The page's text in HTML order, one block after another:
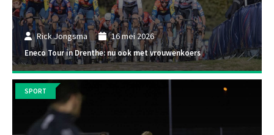
Rick Jongsma 16 mei 2026
Eneco Tour in Drenthe: nu ook met vrouwenkoers
SPORT